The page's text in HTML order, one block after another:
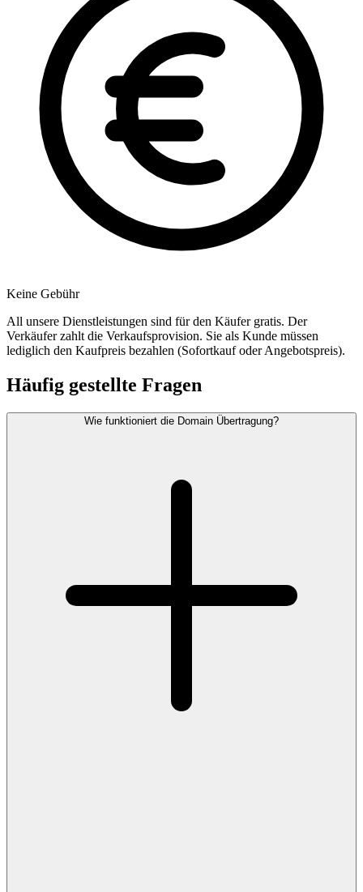
Keine Gebühr
All unsere Dienstleistungen sind für den Käufer gratis. Der
Verkäufer zahlt die Verkaufsprovision. Sie als Kunde müssen
lediglich den Kaufpreis bezahlen (Sofortkauf oder Angebotspreis).
Häufig gestellte Fragen
Wie funktioniert die Domain Übertragung?